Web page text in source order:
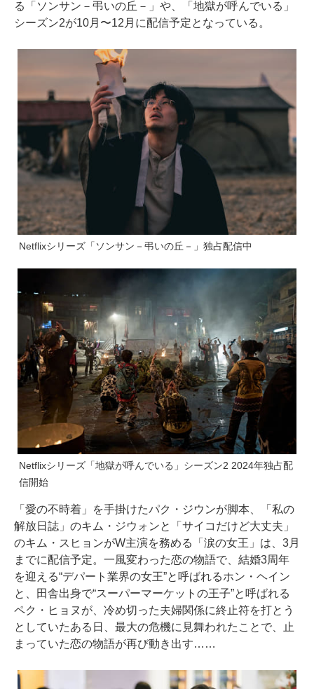
る「ソンサン－弔いの丘－」や、「地獄が呼んでいる」
シーズン2が10月〜12月に配信予定となっている。
Netflixシリーズ「ソンサン－弔いの丘－」独占配信中
Netflixシリーズ「地獄が呼んでいる」シーズン2 2024年独占配
信開始
「愛の不時着」を手掛けたパク・ジウンが脚本、「私の
解放日誌」のキム・ジウォンと「サイコだけど大丈夫」
のキム・スヒョンがW主演を務める「涙の女王」は、3月
までに配信予定。一風変わった恋の物語で、結婚3周年
を迎える“デパート業界の女王”と呼ばれるホン・ヘイン
と、田舎出身で“スーパーマーケットの王子”と呼ばれる
ペク・ヒョヌが、冷め切った夫婦関係に終止符を打とう
としていたある日、最大の危機に見舞われたことで、止
まっていた恋の物語が再び動き出す……